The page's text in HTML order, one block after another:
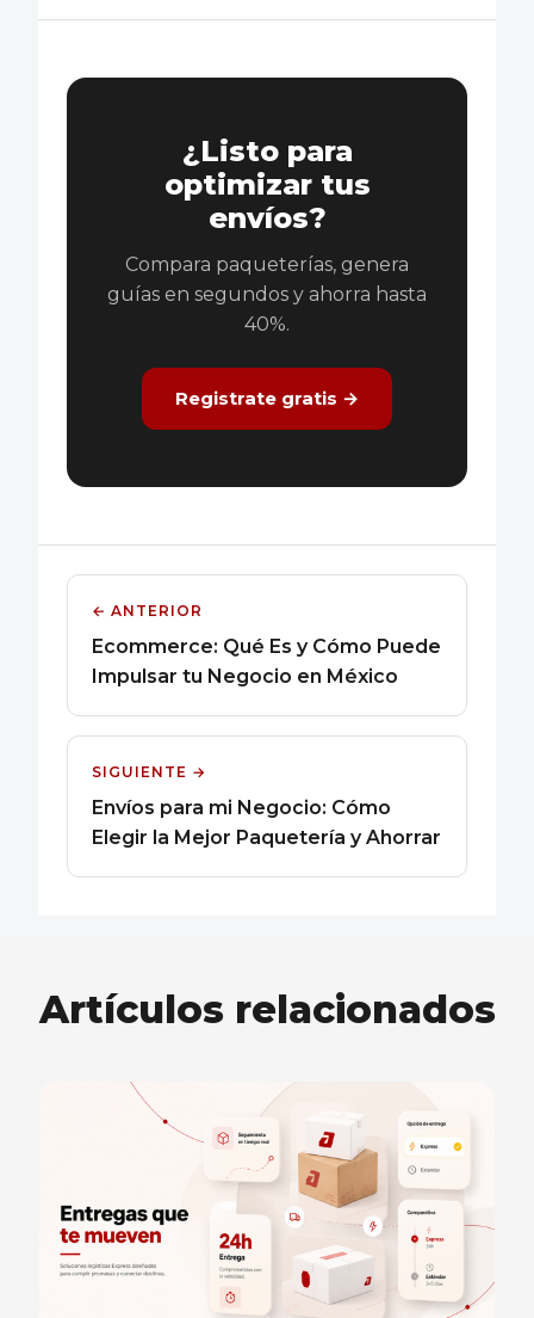
¿Listo para
optimizar tus
envíos?
Compara paqueterías, genera
guías en segundos y ahorra hasta
40%.
Registrate gratis →
← ANTERIOR
Ecommerce: Qué Es y Cómo Puede
Impulsar tu Negocio en México
SIGUIENTE →
Envíos para mi Negocio: Cómo
Elegir la Mejor Paquetería y Ahorrar
Artículos relacionados